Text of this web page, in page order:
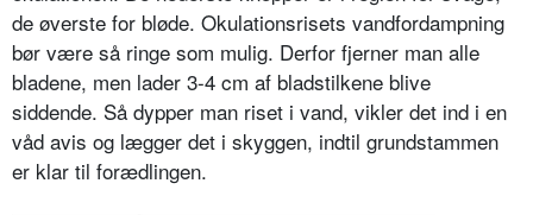
de øverste for bløde. Okulationsrisets vandfordampning
bør være så ringe som mulig. Der­for fjerner man alle
bladene, men lader 3-4 cm af bladstilkene blive
siddende. Så dypper man riset i vand, vikler det ind i en
våd avis og lægger det i skyg­gen, indtil grundstammen
er klar til forædlingen.